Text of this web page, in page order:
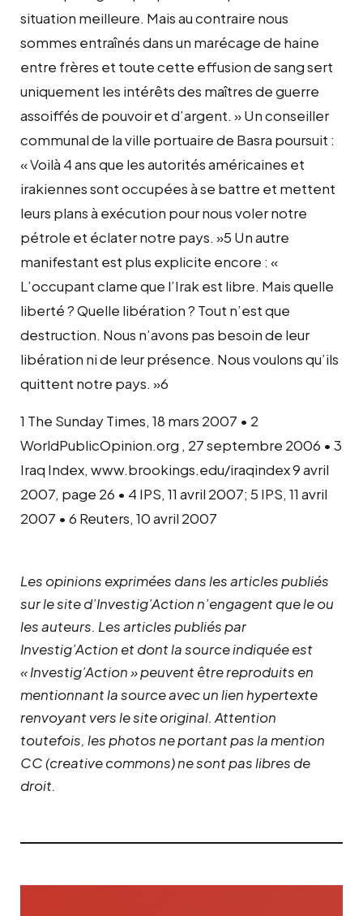
situation meilleure. Mais au contraire nous
sommes entraînés dans un marécage de haine
entre frères et toute cette effusion de sang sert
uniquement les intérêts des maîtres de guerre
assoiffés de pouvoir et d’argent. » Un conseiller
communal de la ville portuaire de Basra poursuit :
« Voilà 4 ans que les autorités américaines et
irakiennes sont occupées à se battre et mettent
leurs plans à exécution pour nous voler notre
pétrole et éclater notre pays. »5 Un autre
manifestant est plus explicite encore : «
L’occupant clame que l’Irak est libre. Mais quelle
liberté ? Quelle libération ? Tout n’est que
destruction. Nous n’avons pas besoin de leur
libération ni de leur présence. Nous voulons qu’ils
quittent notre pays. »6
1 The Sunday Times, 18 mars 2007 • 2
WorldPublicOpinion.org , 27 septembre 2006 • 3
Iraq Index, www.brookings.edu/iraqindex 9 avril
2007, page 26 • 4 IPS, 11 avril 2007; 5 IPS, 11 avril
2007 • 6 Reuters, 10 avril 2007
Les opinions exprimées dans les articles publiés
sur le site d’Investig’Action n’engagent que le ou
les auteurs. Les articles publiés par
Investig’Action et dont la source indiquée est
« Investig’Action » peuvent être reproduits en
mentionnant la source avec un lien hypertexte
renvoyant vers le site original. Attention
toutefois, les photos ne portant pas la mention
CC (creative commons) ne sont pas libres de
droit.